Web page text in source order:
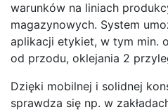
warunków na liniach
magazynowych. System
aplikacji etykiet, w tym min.
od przodu, oklejania 2
Dzięki mobilnej i solidnej
sprawdza się np. w